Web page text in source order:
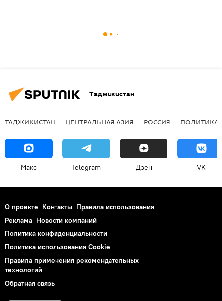
Таджикистан
ТАДЖИКИСТАН ЦЕНТРАЛЬНАЯ АЗИЯ РОССИЯ ПОЛИТИКА
Макс Telegram Дзен VK
О проекте Контакты Правила использования
Реклама Новости компаний
Политика конфиденциальности
Политика использования Cookie
Правила применения рекомендательных
технологий
Обратная связь